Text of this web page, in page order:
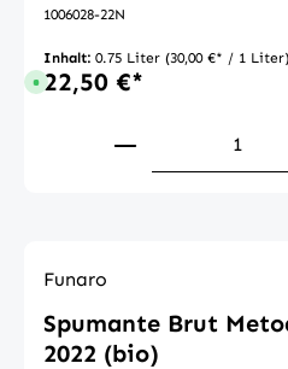
1006028-22N
Inhalt: 0.75 Liter (30,00 €* / 1 Liter)
Sofort verfügbar, Lieferzeit: 1-3
22,50 €*
Produkt
Funaro
Spumante Brut
2022 (bio)